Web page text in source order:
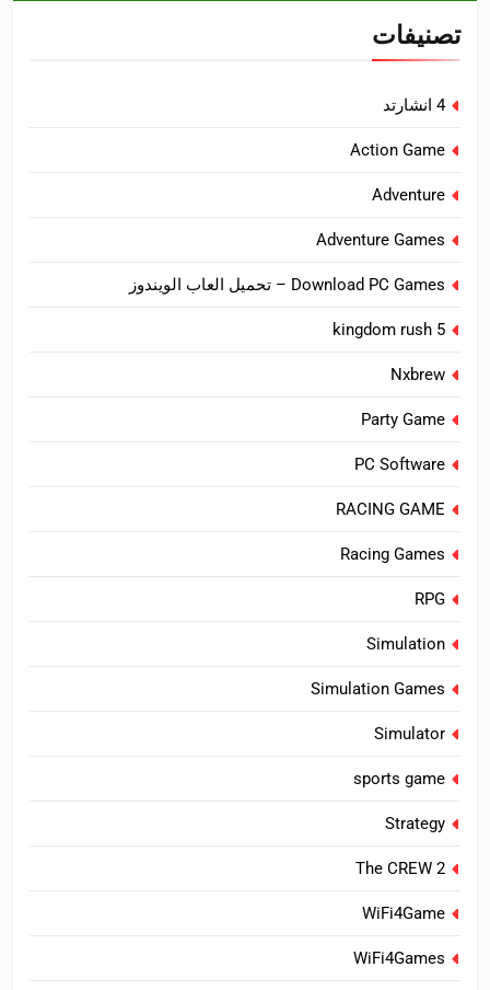
تصنيفات
4 انشارتد
Action Game
Adventure
Adventure Games
Download PC Games – تحميل العاب الويندوز
kingdom rush 5
Nxbrew
Party Game
PC Software
RACING GAME
Racing Games
RPG
Simulation
Simulation Games
Simulator
sports game
Strategy
The CREW 2
WiFi4Game
WiFi4Games